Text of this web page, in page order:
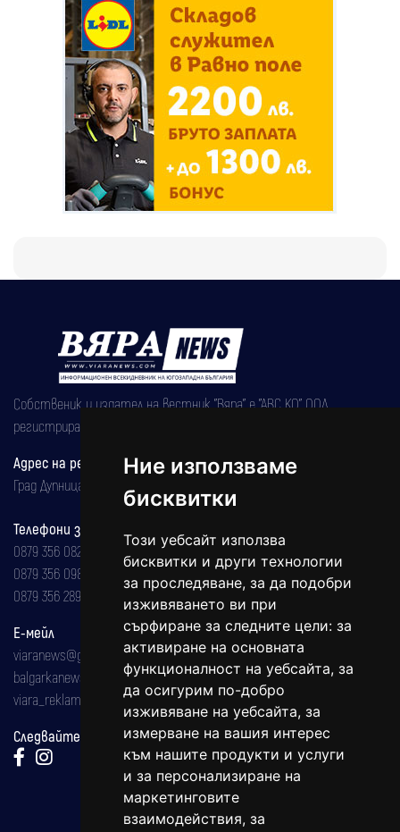
Ние използваме
бисквитки
Този уебсайт използва
бисквитки и други технологии
за проследяване, за да подобри
изживяването ви при
сърфиране за следните цели: за
активиране на основната
функционалност на уебсайта, за
да осигурим по-добро
изживяване на уебсайта, за
измерване на вашия интерес
към нашите продукти и услуги
и за персонализиране на
маркетинговите
взаимодействия, за
Собственик и издател на вестник "Вяра" е "АВС КО" ООД,
регистрирана на 08.05.2002 година.
Адрес на редакцията
Град Дупница, ул.''Христо Ботев" 43
Телефони за реклама и абонаменти
0879 356 082
0879 356 098
0879 356 289
Е-мейл
viaranews@gmail.com
balgarkanews@gmail.com
viara_reklama@mail.bg
Следвайте ни: